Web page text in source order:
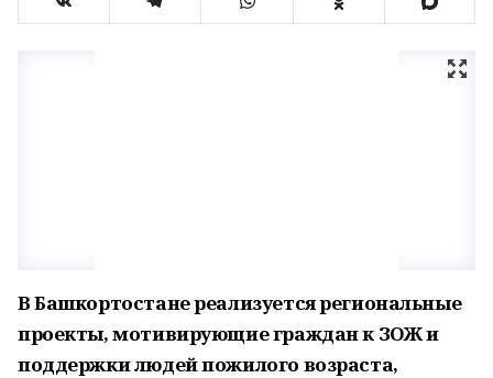
В Башкортостане реализуется региональные
проекты, мотивирующие граждан к ЗОЖ и
поддержки людей пожилого возраста,